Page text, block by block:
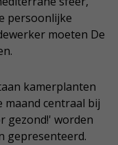
persoonlijke
moeten De
kamerplanten
maand centraal bij
gezond!' worden
gepresenteerd.